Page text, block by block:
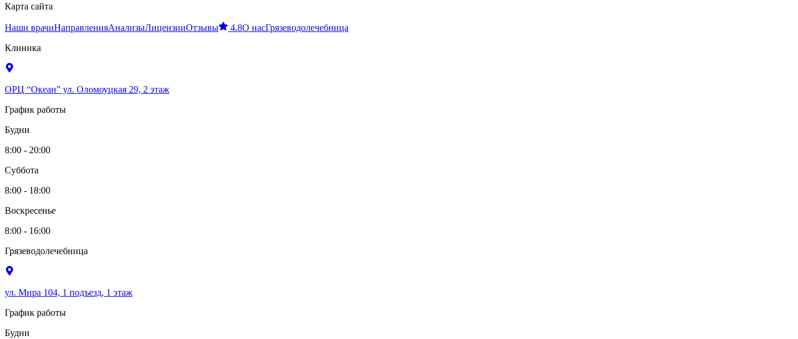
Карта сайта
Наши врачиНаправленияАнализыЛицензииОтзывы 4.8О насГрязеводолечебница
Клиника
ОРЦ “Океан” ул. Оломоуцкая 29, 2 этаж
График работы
Будни
8:00 - 20:00
Суббота
8:00 - 18:00
Воскресенье
8:00 - 16:00
Грязеводолечебница
ул. Мира 104, 1 подъезд, 1 этаж
График работы
Будни